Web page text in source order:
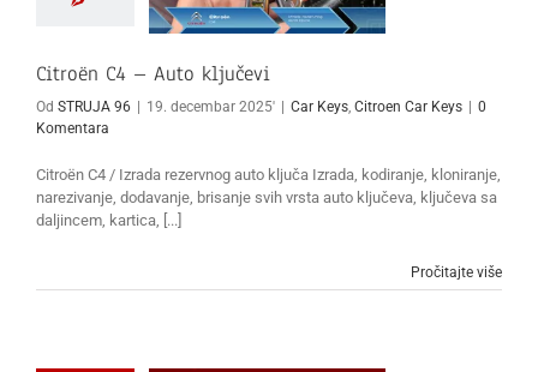
Citroën C4 – Auto ključevi
Od STRUJA 96 | 19. decembar 2025' | Car Keys Citroen Car Keys | 0
Komentara
Citroën C4 / Izrada rezervnog auto ključa Izrada, kodiranje, kloniranje,
narezivanje, dodavanje, brisanje svih vrsta auto ključeva, ključeva sa
daljincem, kartica, [...]
Pročitajte više